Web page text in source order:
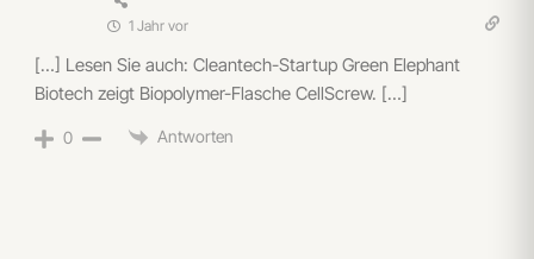
1 Jahr vor
[…] Lesen Sie auch: Cleantech-Startup Green Elephant
Biotech zeigt Biopolymer-Flasche CellScrew. […]
0 Antworten